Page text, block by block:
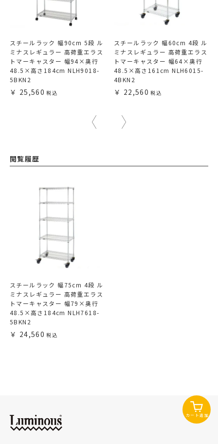
スチールラック 幅90cm 5段 ル
ミナスレギュラー 高荷重エラス
トマーキャスター 幅94×奥行
48.5×高さ184cm NLH9018-
5BKN2
25,560
スチールラック 幅60cm 4段 ル
ミナスレギュラー 高荷重エラス
トマーキャスター 幅64×奥行
48.5×高さ161cm NLH6015-
4BKN2
22,560
閲覧履歴
スチールラック 幅75cm 4段 ル
ミナスレギュラー 高荷重エラス
トマーキャスター 幅79×奥行
48.5×高さ184cm NLH7618-
5BKN2
24,560
カート追加